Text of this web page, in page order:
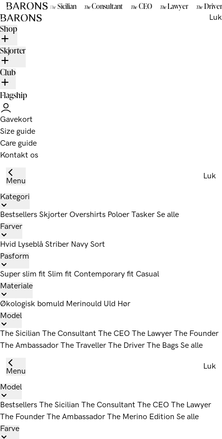
Gå til indhold
BARONS
The Sicilian The Consultant The CEO The Lawyer The Driver
Luk
Shop
Skjorter
Club
Flagship
Gavekort
Size guide
Care guide
Kontakt os
Menu
Luk
Kategori
Bestsellers Skjorter Overshirts Poloer Tasker Se alle
Farver
Hvid Lyseblå Striber Navy Sort
Pasform
Super slim fit Slim fit Contemporary fit Casual
Materiale
Økologisk bomuld Merinould Uld Hør
Model
The Sicilian The Consultant The CEO The Lawyer The Founder
The Ambassador The Traveller The Driver The Bags Se alle
Menu
Luk
Model
Bestsellers The Sicilian The Consultant The CEO The Lawyer
The Founder The Ambassador The Merino Edition Se alle
Farve